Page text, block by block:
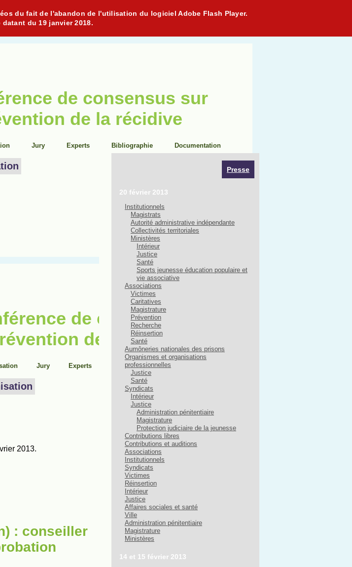
du fait de l'abandon de l'utilisation du logiciel Adobe Flash Player.
du 19 janvier 2018.
de consensus sur
de la récidive
Jury Experts Bibliographie Documentation
: conseiller
Presse
20 février 2013
Institutionnels
Magistrats
Autorité administrative indépendante
Collectivités territoriales
Ministères
Intérieur
Justice
Santé
Sports jeunesse éducation populaire et
vie associative
Associations
Victimes
Caritatives
Magistrature
Prévention
Recherche
Réinsertion
Santé
Aumôneries nationales des prisons
Organismes et organisations
professionnelles
Justice
Santé
Syndicats
Intérieur
Justice
Administration pénitentiaire
Magistrature
Protection judiciaire de la jeunesse
Contributions libres
Contributions et auditions
Associations
Institutionnels
Syndicats
Victimes
Réinsertion
Intérieur
Justice
Affaires sociales et santé
Ville
Administration pénitentiaire
Magistrature
Ministères
14 et 15 février 2013